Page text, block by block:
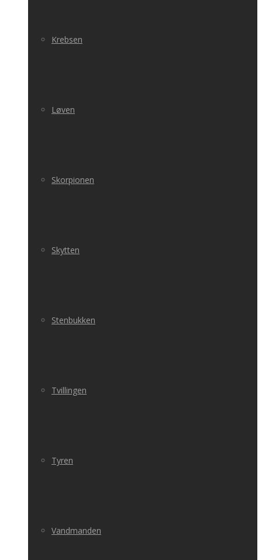
Krebsen
Løven
Skorpionen
Skytten
Stenbukken
Tvillingen
Tyren
Vandmanden